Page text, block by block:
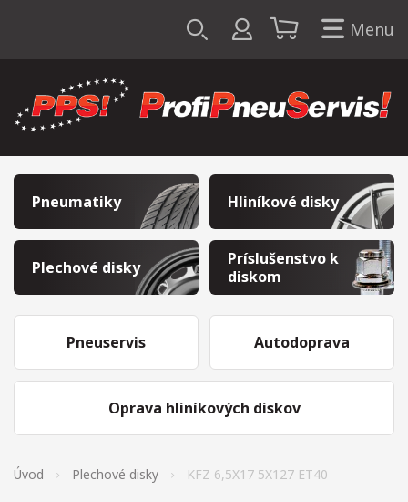
Menu
Pneumatiky Hliníkové disky
Plechové disky
Príslušenstvo k
diskom
Pneuservis
Oprava hliníkových diskov
Autodoprava
Úvod Plechové disky KFZ 6,5X17 5X127 ET40